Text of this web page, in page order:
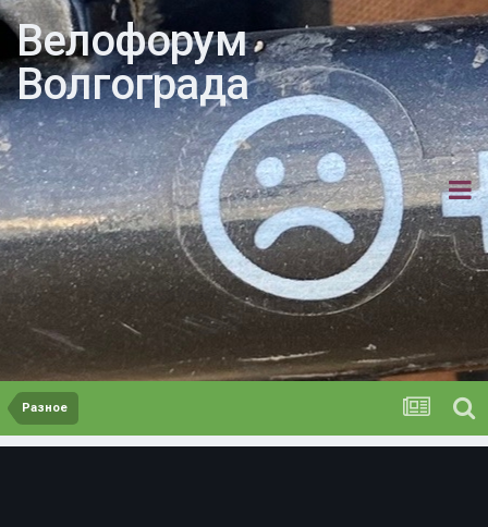
Велофорум
Волгограда
Разное